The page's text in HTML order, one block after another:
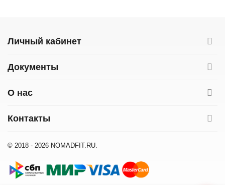
Личный кабинет
Документы
О нас
Контакты
© 2018 - 2026 NOMADFIT.RU.